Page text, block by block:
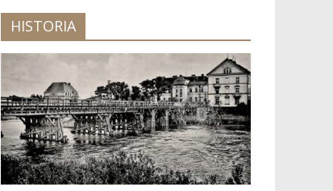
HISTORIA